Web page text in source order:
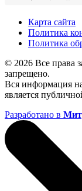
Карта сайта
Политика
Политика
© 2026 Все права
запрещено.
Вся информация
является
Разработано в